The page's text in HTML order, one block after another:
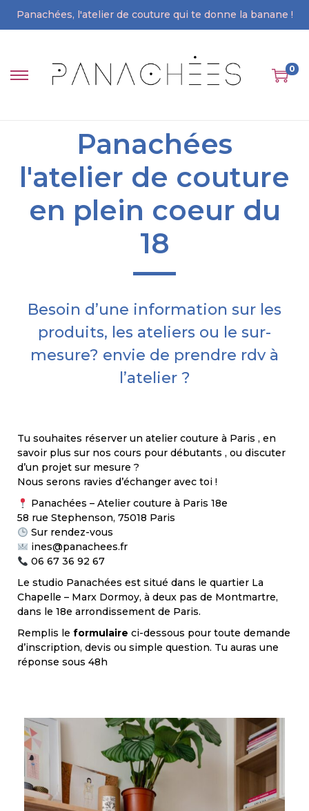
Panachées, l'atelier de couture qui te donne la banane !
0
Panachées
l'atelier de couture
en plein coeur du
18
Besoin d’une information sur les
produits, les ateliers ou le sur-
mesure? envie de prendre rdv à
l’atelier ?
Tu souhaites réserver un atelier couture à Paris , en
savoir plus sur nos cours pour débutants , ou discuter
d’un projet sur mesure ?
Nous serons ravies d’échanger avec toi !
Panachées – Atelier couture à Paris 18e
58 rue Stephenson, 75018 Paris
Sur rendez-vous
ines@panachees.fr
06 67 36 92 67
Le studio Panachées est situé dans le quartier La
Chapelle – Marx Dormoy, à deux pas de Montmartre,
dans le 18e arrondissement de Paris.
Remplis le formulaire ci-dessous pour toute demande
d’inscription, devis ou simple question. Tu auras une
réponse sous 48h